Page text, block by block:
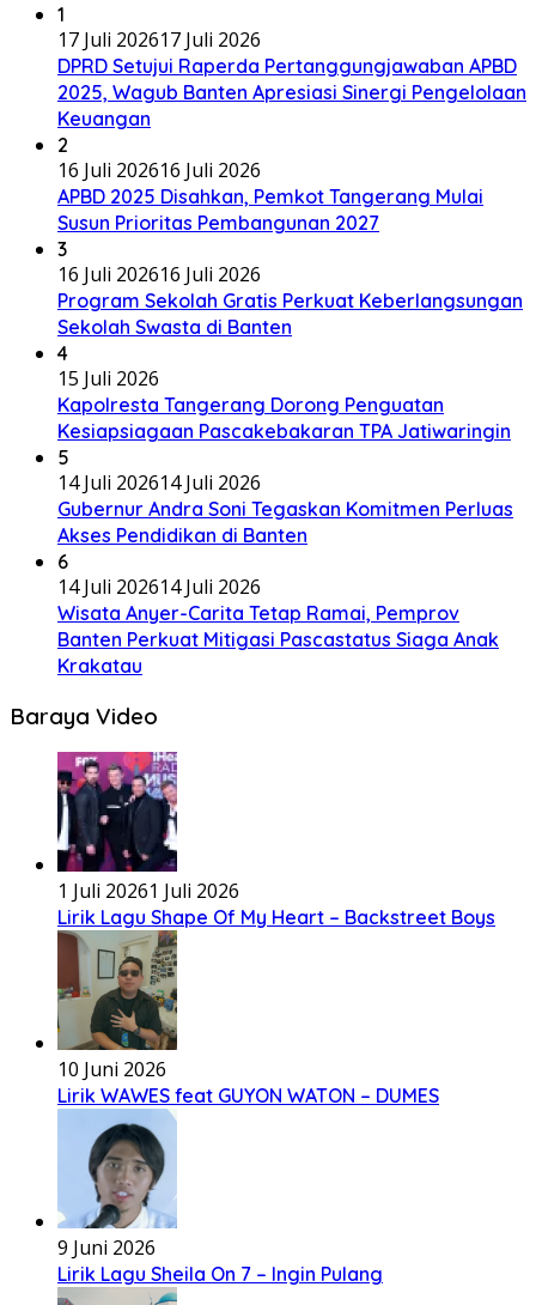
1
17 Juli 202617 Juli 2026
DPRD Setujui Raperda Pertanggungjawaban APBD
2025, Wagub Banten Apresiasi Sinergi Pengelolaan
Keuangan
2
16 Juli 202616 Juli 2026
APBD 2025 Disahkan, Pemkot Tangerang Mulai
Susun Prioritas Pembangunan 2027
3
16 Juli 202616 Juli 2026
Program Sekolah Gratis Perkuat Keberlangsungan
Sekolah Swasta di Banten
4
15 Juli 2026
Kapolresta Tangerang Dorong Penguatan
Kesiapsiagaan Pascakebakaran TPA Jatiwaringin
5
14 Juli 202614 Juli 2026
Gubernur Andra Soni Tegaskan Komitmen Perluas
Akses Pendidikan di Banten
6
14 Juli 202614 Juli 2026
Wisata Anyer-Carita Tetap Ramai, Pemprov
Banten Perkuat Mitigasi Pascastatus Siaga Anak
Krakatau
Baraya Video
1 Juli 20261 Juli 2026
Lirik Lagu Shape Of My Heart – Backstreet Boys
10 Juni 2026
Lirik WAWES feat GUYON WATON – DUMES
9 Juni 2026
Lirik Lagu Sheila On 7 – Ingin Pulang